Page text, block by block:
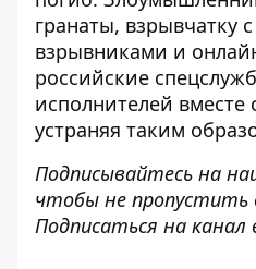
гранаты, взрывчатку
взрывниками и
российские
исполнителей вместе
устраняя таким
Подписывайтесь на
чтобы не
Подписаться на